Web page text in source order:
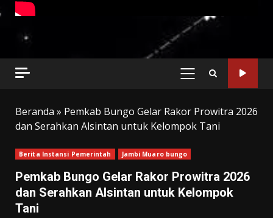
PRIMARY
Beranda » Pemkab Bungo Gelar Rakor Prowitra 2026
dan Serahkan Alsintan untuk Kelompok Tani
Berita Instansi Pemerintah Jambi Muaro bungo
Pemkab Bungo Gelar Rakor Prowitra 2026
dan Serahkan Alsintan untuk Kelompok
Tani